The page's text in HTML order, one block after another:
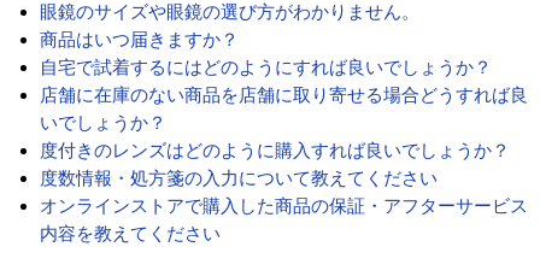
眼鏡のサイズや眼鏡の選び方がわかりません。
商品はいつ届きますか？
自宅で試着するにはどのようにすれば良いでしょうか？
店舗に在庫のない商品を店舗に取り寄せる場合どうすれば良
いでしょうか？
度付きのレンズはどのように購入すれば良いでしょうか？
度数情報・処方箋の入力について教えてください
オンラインストアで購入した商品の保証・アフターサービス
内容を教えてください